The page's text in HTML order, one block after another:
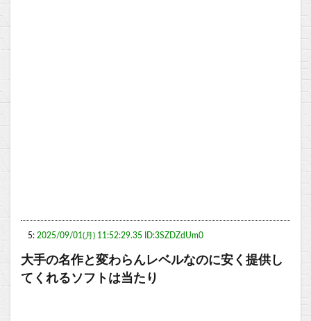
5: 2025/09/01(月) 11:52:29.35 ID:3SZDZdUm0
大手の名作と変わらんレベルなのに安く提供し
てくれるソフトは当たり